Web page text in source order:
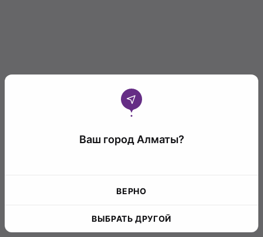
Ваш город Алматы?
ВЕРНО
ВЫБРАТЬ ДРУГОЙ